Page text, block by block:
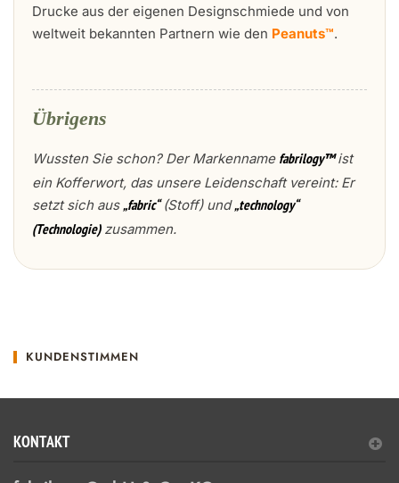
Drucke aus der eigenen Designschmiede und von
weltweit bekannten Partnern wie den Peanuts™.
Übrigens
Wussten Sie schon? Der Markenname fabrilogy™ist
ein Kofferwort, das unsere Leidenschaft vereint: Er
setzt sich aus„fabric“(Stoff) und„technology“
(Technologie)zusammen.
KUNDENSTIMMEN
KONTAKT